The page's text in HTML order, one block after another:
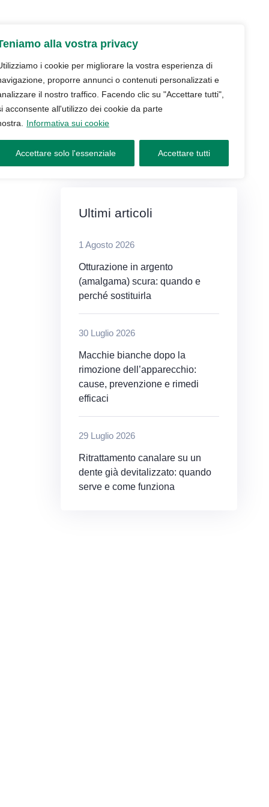
alla vostra privacy
i cookie per migliorare la vostra esperienza di
proporre annunci o contenuti personalizzati e
il nostro traffico. Facendo clic su "Accettare tutti",
acconsente all'utilizzo dei cookie da parte
Informativa sui cookie
Accettare solo l'essenziale Accettare tutti
Ultimi articoli
1 Agosto 2026
Otturazione in argento
(amalgama) scura: quando e
perché sostituirla
30 Luglio 2026
Macchie bianche dopo la
rimozione dell’apparecchio:
cause, prevenzione e rimedi
efficaci
29 Luglio 2026
Ritrattamento canalare su un
dente già devitalizzato: quando
serve e come funziona